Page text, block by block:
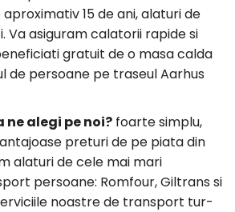
15 de ani, alaturi de
Va asiguram calatorii rapide si
gratuit de o masa calda
de persoane pe traseul Aarhus
ne alegi pe noi? foarte simplu,
preturi de pe piata din
alaturi de cele mai mari
persoane: Romfour, Giltrans si
noastre de transport tur-